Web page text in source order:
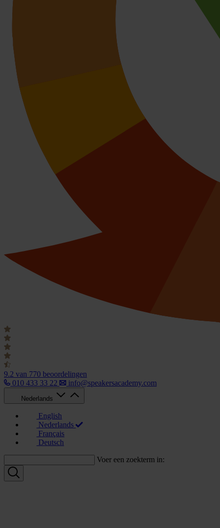
9.2 van 770 beoordelingen
010 433 33 22
info@speakersacademy.com
Nederlands
English
Nederlands
Français
Deutsch
Voer een zoekterm in: